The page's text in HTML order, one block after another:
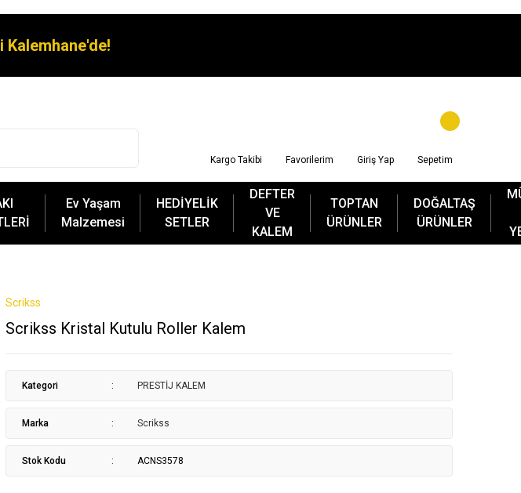
Kalemhane'de!
Kargo Takibi Favorilerim Giriş Yap Sepetim
Ev Yaşam
Malzemesi
HEDİYELİK
SETLER
DEFTER
VE
KALEM
TOPTAN
ÜRÜNLER
DOĞALTAŞ
ÜRÜNLER
Scrikss
Scrikss Kristal Kutulu Roller Kalem
Kategori PRESTİJ KALEM
Marka Scrikss
Stok Kodu ACNS3578